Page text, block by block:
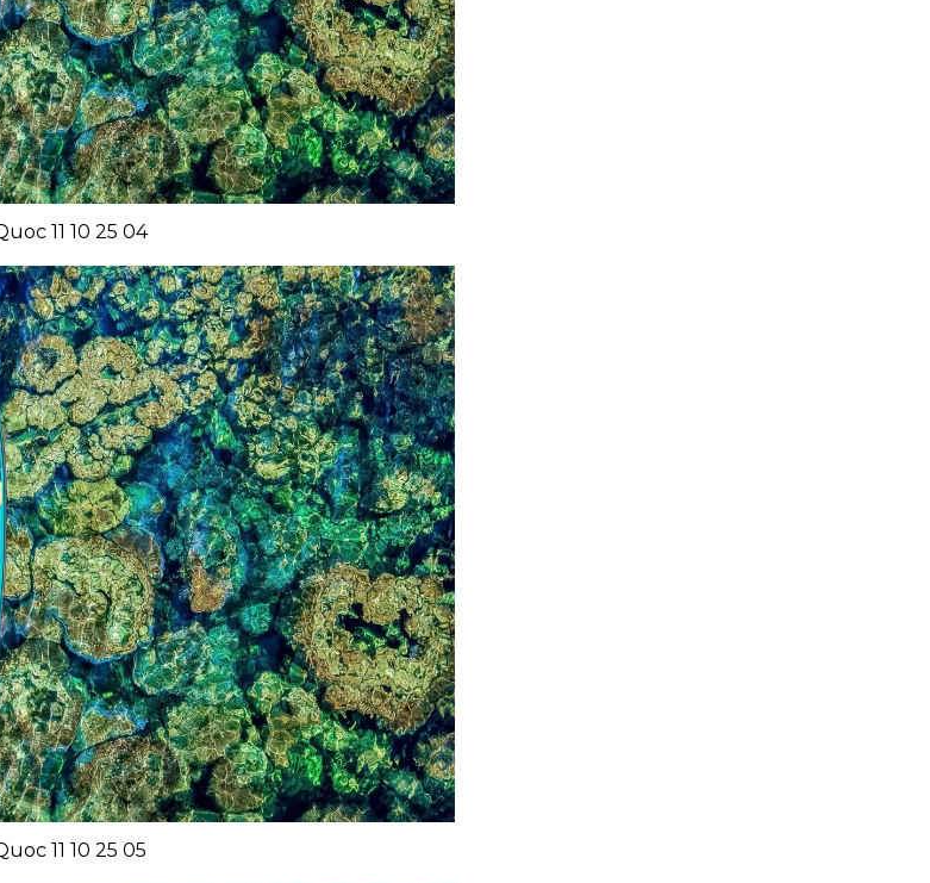
11 10 25 04
11 10 25 05